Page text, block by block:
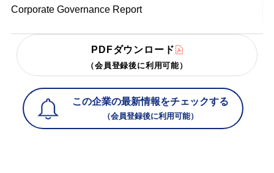
Corporate Governance Report
PDFダウンロード
（会員登録後に利用可能）
この企業の最新情報をチェックする
（会員登録後に利用可能）